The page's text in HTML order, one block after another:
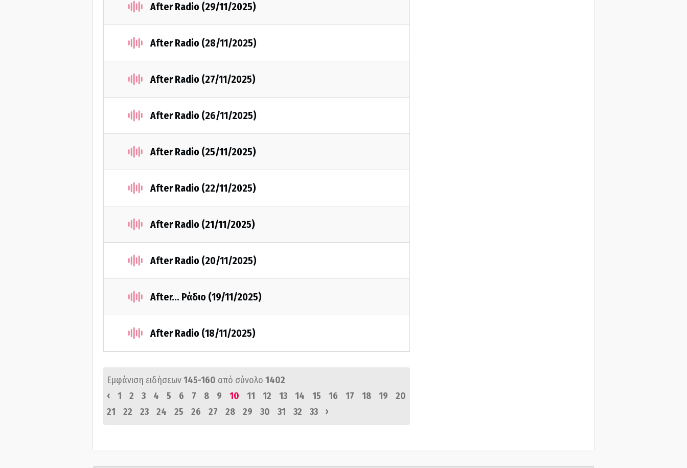
After Radio (29/11/2025)
After Radio (28/11/2025)
After Radio (27/11/2025)
After Radio (26/11/2025)
After Radio (25/11/2025)
After Radio (22/11/2025)
After Radio (21/11/2025)
After Radio (20/11/2025)
After... Ράδιο (19/11/2025)
After Radio (18/11/2025)
Εμφάνιση ειδήσεων145-160 από σύνολο 1402
‹
1 2 3 4 5 6 7 8 9 10 11 12 13 14 15 16 17 18 19
20
21
22 23 24 25 26 27 28 29 30 31 32 33 ›